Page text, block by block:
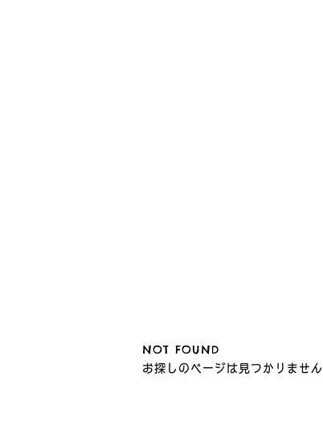
NOT FOUND
お探しのページは見つかりません